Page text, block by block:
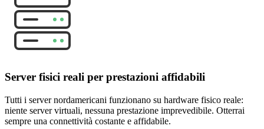
Server fisici reali per prestazioni affidabili
Tutti i server nordamericani funzionano su hardware fisico reale:
niente server virtuali, nessuna prestazione imprevedibile. Otterrai
sempre una connettività costante e affidabile.